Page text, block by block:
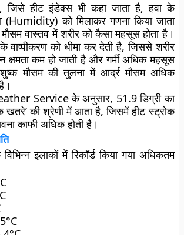
जिसे हीट इंडेक्स भी कहा जाता है, हवा के
(Humidity) को मिलाकर गणना किया जाता
वास्तव में शरीर को कैसा महसूस होता है।
वाष्पीकरण को धीमा कर देती है, जिससे शरीर
क्षमता कम हो जाती है और गर्मी अधिक महसूस
शुष्क मौसम की तुलना में आर्द्र मौसम अधिक
Service के अनुसार, 51.9 डिग्री का
खतरे’ की श्रेणी में आता है, जिसमें हीट स्ट्रोक
काफी अधिक होती है।
इलाकों में रिकॉर्ड किया गया अधिकतम